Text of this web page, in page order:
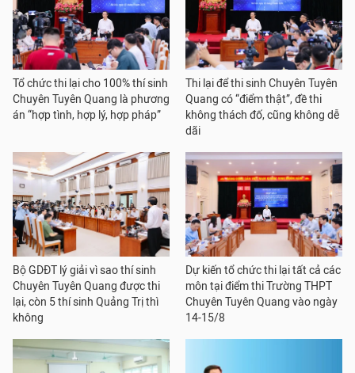
Tổ chức thi lại cho 100% thí sinh
Chuyên Tuyên Quang là phương
án “hợp tình, hợp lý, hợp pháp”
Thi lại để thi sinh Chuyên Tuyên
Quang có “điểm thật”, đề thi
không thách đố, cũng không dễ
dãi
Bộ GDĐT lý giải vì sao thí sinh
Chuyên Tuyên Quang được thi
lại, còn 5 thí sinh Quảng Trị thì
không
Dự kiến tổ chức thi lại tất cả các
môn tại điểm thi Trường THPT
Chuyên Tuyên Quang vào ngày
14-15/8